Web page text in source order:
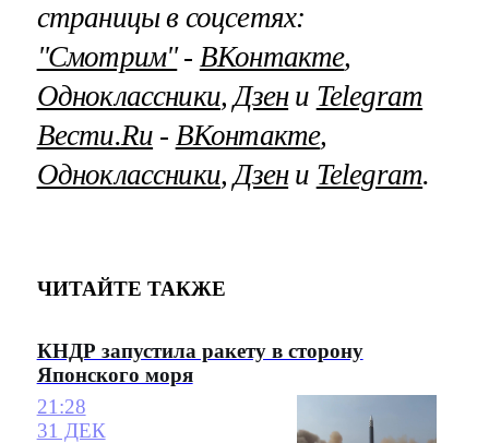
страницы в соцсетях:
"Смотрим"‐ ВКонтакте,
Одноклассники,Дзени Telegram
Вести.Ru ‐ ВКонтакте,
Одноклассники,Дзени Telegram.
ЧИТАЙТЕ ТАКЖЕ
КНДР запустила ракету в сторону
Японского моря
21:28
31 ДЕК